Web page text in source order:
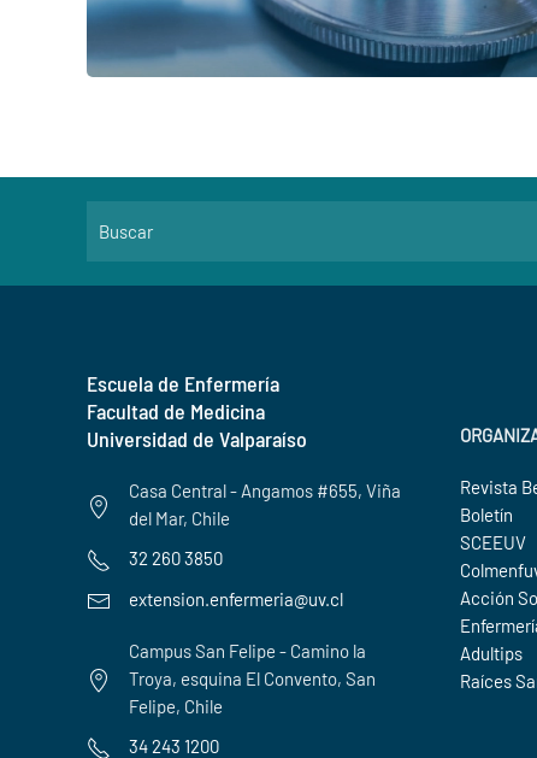
Escuela de Enfermería
Facultad de Medicina
Universidad de Valparaíso
Casa Central - Angamos #655, Viña
del Mar, Chile
32 260 3850
extension.enfermeria@uv.cl
Campus San Felipe - Camino la
Troya, esquina El Convento, San
Felipe, Chile
34 243 1200
Revista
Boletín
SCEEUV
Acción
Adultips
Raíces